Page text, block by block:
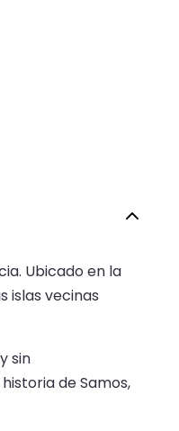
Ubicado en la
islas vecinas
sin
de Samos,